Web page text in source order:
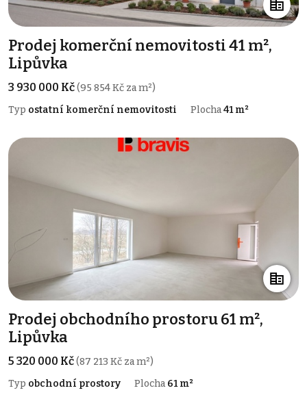
Prodej komerční nemovitosti 41 m²,
Lipůvka
3 930 000 Kč(95 854 Kč za m²)
Typ ostatní komerční nemovitosti Plocha41 m²
Prodej obchodního prostoru 61 m²,
Lipůvka
5 320 000 Kč(87 213 Kč za m²)
Typ obchodní prostory Plocha 61 m²